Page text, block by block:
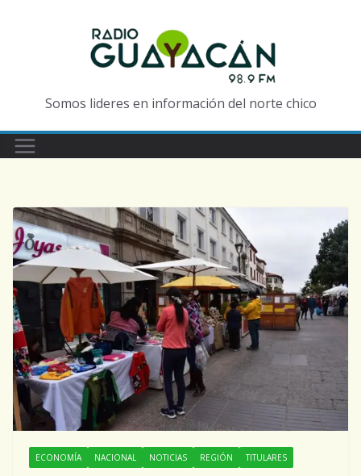
Somos lideres en información del norte chico
ECONOMÍA NACIONAL NOTICIAS REGIÓN TITULARES